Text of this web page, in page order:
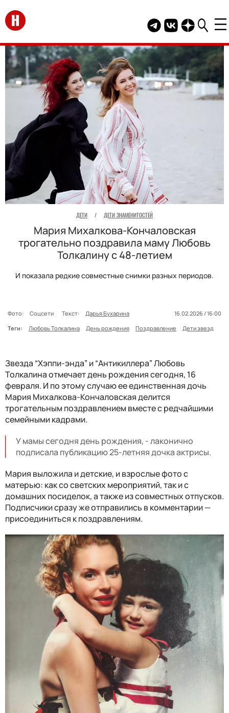
Перейти на главную
Telegram канал
Группа HELLO
Канал
ДЕТИ / ДЕТИ ЗНАМЕНИТОСТЕЙ
Мария Михалкова-Кончаловская
трогательно поздравила маму Любовь
Толкалину с 48-летием
И показала редкие совместные снимки разных периодов.
Фото: Соцсети Текст: Дарья Бухарина
16.02.2026 / 16:00
Теги:
Любовь Толкалина День рождения Поздравление Дети звезд
Звезда “Хэппи-энда” и “Антикиллера” Любовь
Толкалина отмечает день рождения сегодня, 16
февраля. И по этому случаю ее единственная дочь
Мария Михалкова-Кончаловская делится
трогательным поздравлением вместе с редчайшими
семейными кадрами.
У мамы сегодня день рождения, - лаконично
подписала публикацию 25-летняя дочка актрисы.
Мария выложила и детские, и взрослые фото с
матерью: как со светских мероприятий, так и с
домашних посиделок, а также из совместных отпусков.
Подписчики сразу же отправились в комментарии —
присоединиться к поздравлениям.